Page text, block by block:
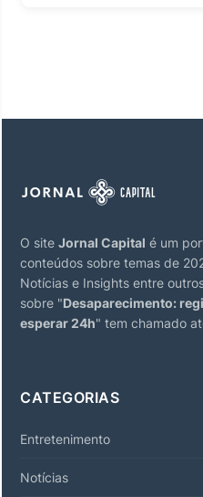
O site Jornal Capital é um
conteúdos sobre temas de
Notícias e Insights entre
sobre "Desaparecimento:
esperar 24h" tem chamado
CATEGORIAS
Entretenimento
Notícias